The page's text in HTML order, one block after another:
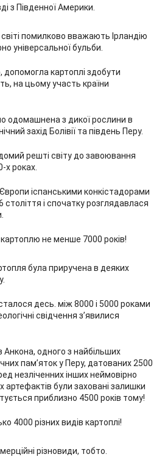
з Південної Америки.
помилково вважають Ірландію
універсальної бульби.
допомогла картоплі здобути
на цьому участь країни
одомашнена з дикої рослини в
захід Болівії та південь Перу.
решті світу до завоювання
х роках.
іспанськими конкістадорами
століття і спочатку розглядавлася
не менше 7000 років!
була приручена в деяких
десь. між 8000 і 5000 роками
свідчення з’явилися
Анкона, одного з найбільших
пам’яток у Перу, датованих 2500
незліченних інших неймовірно
артефактів були заховані залишки
приблизно 4500 років тому!
4000 різних видів картоплі!
різновиди, тобто.